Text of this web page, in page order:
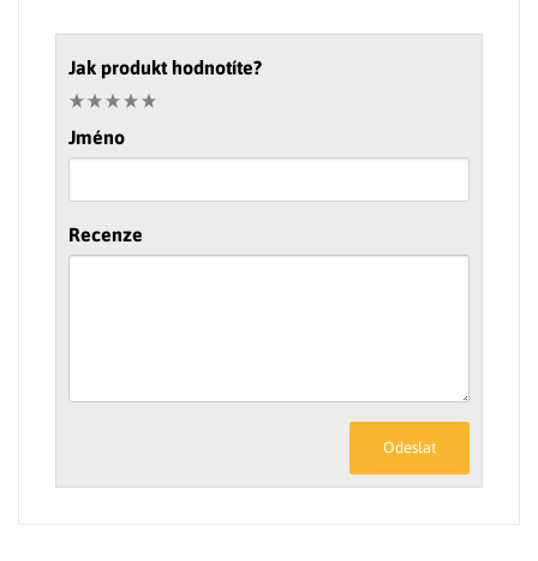
Jak produkt hodnotíte?
Jméno
Recenze
Odeslat